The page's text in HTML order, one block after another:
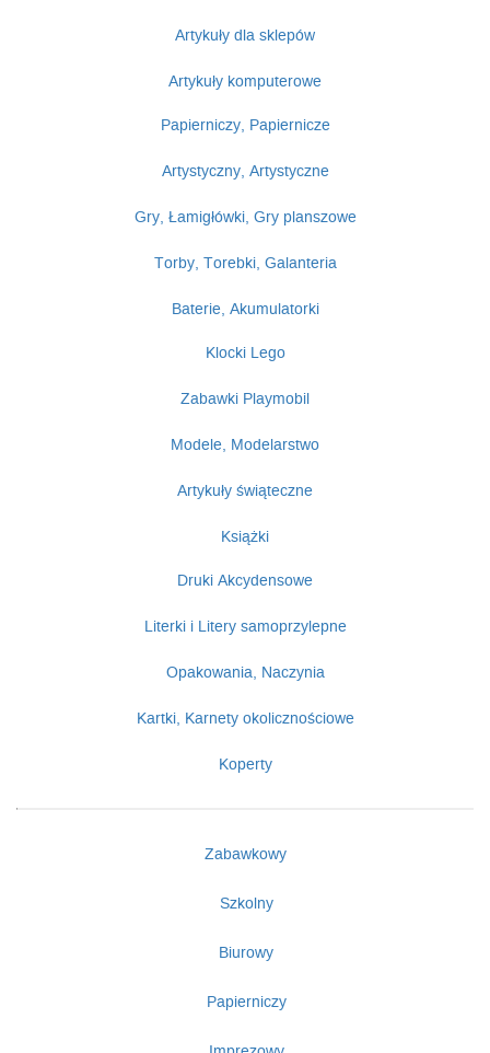
Artykuły dla sklepów
Artykuły komputerowe
Papierniczy, Papiernicze
Artystyczny, Artystyczne
Gry, Łamigłówki, Gry planszowe
Torby, Torebki, Galanteria
Baterie, Akumulatorki
Klocki Lego
Zabawki Playmobil
Modele, Modelarstwo
Artykuły świąteczne
Książki
Druki Akcydensowe
Literki i Litery samoprzylepne
Opakowania, Naczynia
Kartki, Karnety okolicznościowe
Koperty
Zabawkowy
Szkolny
Biurowy
Papierniczy